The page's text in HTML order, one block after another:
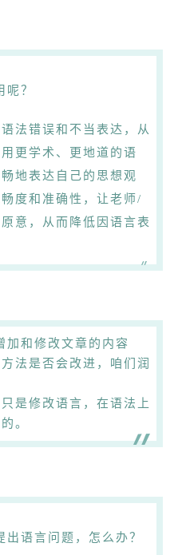
？
法错误和不当表达，从
更学术、更地道的语
地表达自己的思想观
度和准确性，让老师/
意，从而降低因语言表
加和修改文章的内容
法是否会改进，咱们润
是修改语言，在语法上
。
语言问题，怎么办？